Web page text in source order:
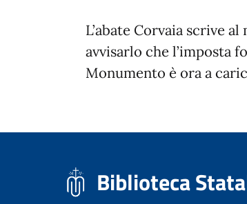
L’abate Corvaia scrive
avvisarlo che l’imposta
Monumento è ora a
Biblioteca